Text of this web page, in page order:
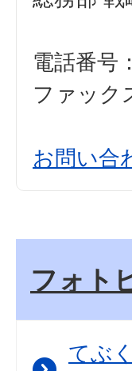
電話番号：
ファック
お問い合
フォト
てぶ